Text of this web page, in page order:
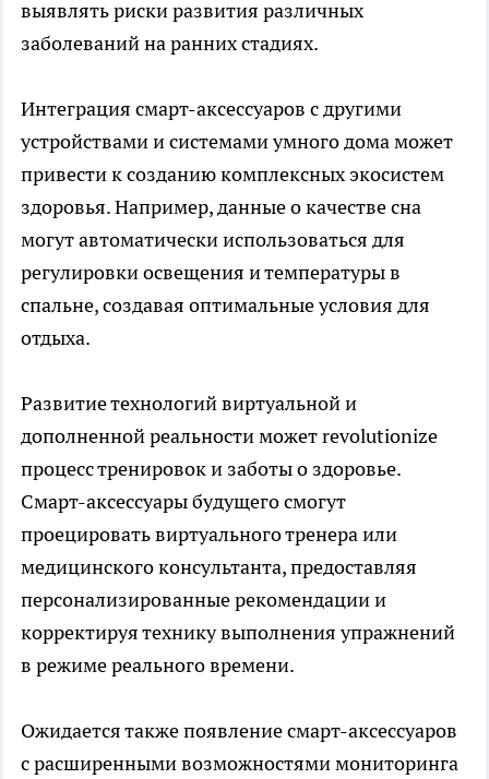
выявлять риски развития различных
заболеваний на ранних стадиях.
Интеграция смарт-аксессуаров с другими
устройствами и системами умного дома может
привести к созданию комплексных экосистем
здоровья. Например, данные о качестве сна
могут автоматически использоваться для
регулировки освещения и температуры в
спальне, создавая оптимальные условия для
отдыха.
Развитие технологий виртуальной и
дополненной реальности может revolutionize
процесс тренировок и заботы о здоровье.
Смарт-аксессуары будущего смогут
проецировать виртуального тренера или
медицинского консультанта, предоставляя
персонализированные рекомендации и
корректируя технику выполнения упражнений
в режиме реального времени.
Ожидается также появление смарт-аксессуаров
с расширенными возможностями мониторинга